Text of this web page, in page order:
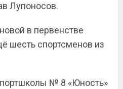
Лупоносов.
в первенстве
шесть спортсменов из
№ 8 «Юность»